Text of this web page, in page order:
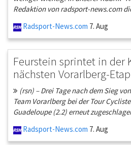
Redaktion von radsport-news.com
Radsport-News.com 7. Aug
Feurstein sprintet in der
nächsten Vorarlberg-
(rsn) – Drei Tage nach dem Sieg
Team Vorarlberg bei der Tour
Guadeloupe (2.2) erneut
Radsport-News.com 7. Aug